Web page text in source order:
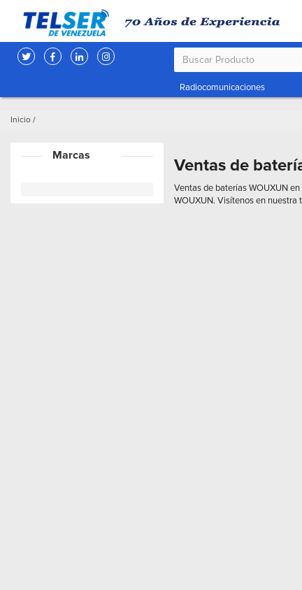
Radiocomunicaciones
Inicio /
Marcas Ventas de
Ventas de baterías WOUXUN
WOUXUN. Visítenos en nuestra